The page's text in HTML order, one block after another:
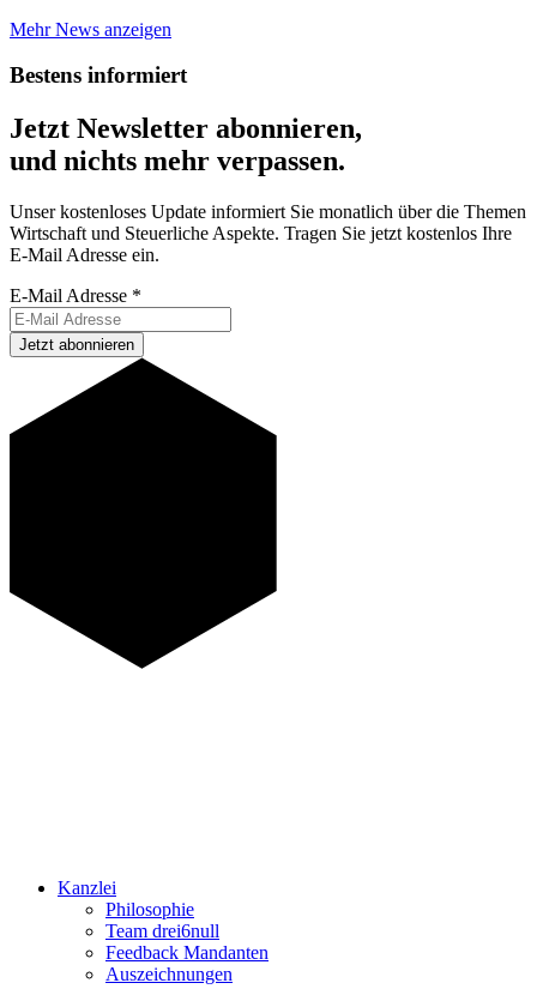
Mehr News anzeigen
Bestens informiert
Jetzt Newsletter abonnieren,
und nichts mehr verpassen.
Unser kostenloses Update informiert Sie monatlich über die Themen
Wirtschaft und Steuerliche Aspekte. Tragen Sie jetzt kostenlos Ihre
E-Mail Adresse ein.
E-Mail Adresse *
Jetzt abonnieren
Kanzlei
Philosophie
Team drei6null
Feedback Mandanten
Auszeichnungen